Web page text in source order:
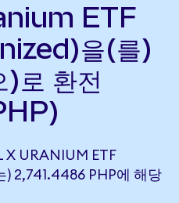
ETF
을(를)
)로 환전
X URANIUM ETF
) 2,741.4486 PHP에 해당